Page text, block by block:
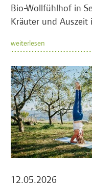
Bio-Wollfühlhof in
Kräuter und Auszeit
weiterlesen
12.05.2026